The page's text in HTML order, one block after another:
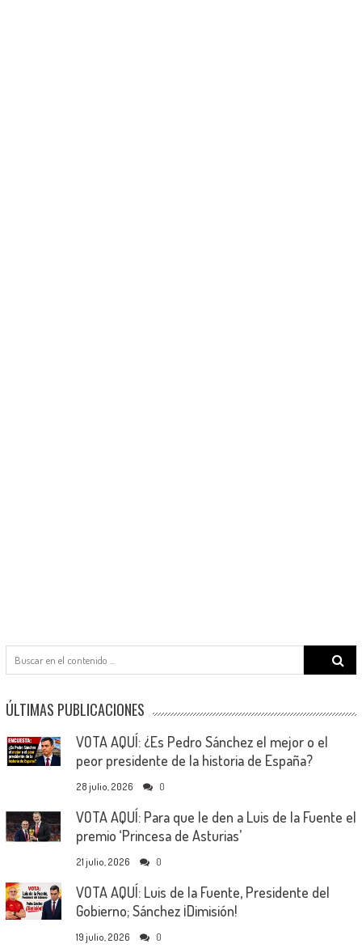
Search
for:
ÚLTIMAS PUBLICACIONES
VOTA AQUÍ: ¿Es Pedro Sánchez el mejor o el
peor presidente de la historia de España?
28 julio, 2026 0
VOTA AQUÍ: Para que le den a Luis de la Fuente el
premio ‘Princesa de Asturias’
21 julio, 2026 0
VOTA AQUÍ: Luis de la Fuente, Presidente del
Gobierno; Sánchez ¡Dimisión!
19 julio, 2026 0